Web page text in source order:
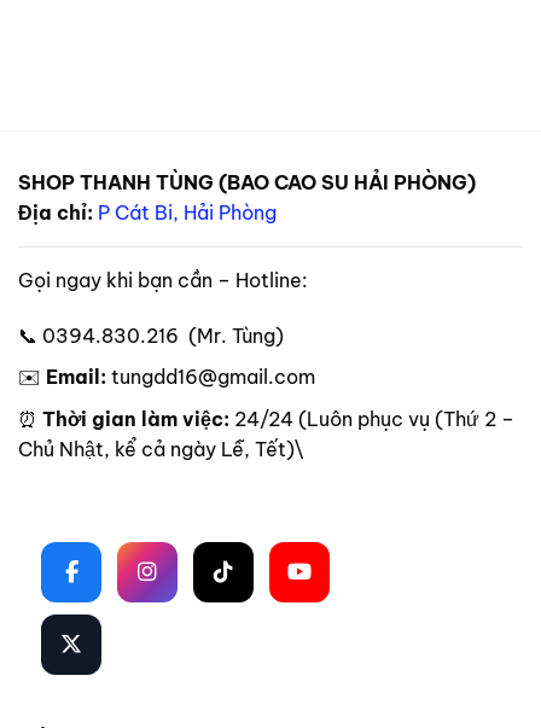
SHOP THANH TÙNG (BAO CAO SU HẢI PHÒNG)
Địa chỉ: P Cát Bi, Hải Phòng
Gọi ngay khi bạn cần – Hotline:
📞 0394.830.216 (Mr. Tùng)
✉️ Email: tungdd16@gmail.com
⏰ Thời gian làm việc: 24/24 (Luôn phục vụ (Thứ 2 –
Chủ Nhật, kể cả ngày Lễ, Tết)\